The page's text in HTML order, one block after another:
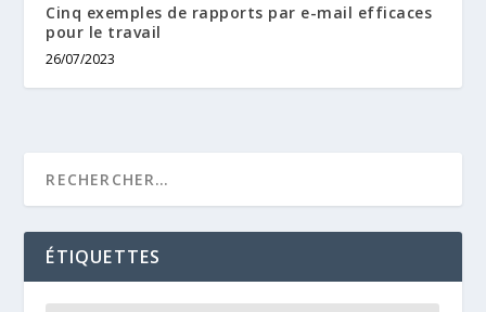
Cinq exemples de rapports par e-mail efficaces
pour le travail
26/07/2023
ÉTIQUETTES